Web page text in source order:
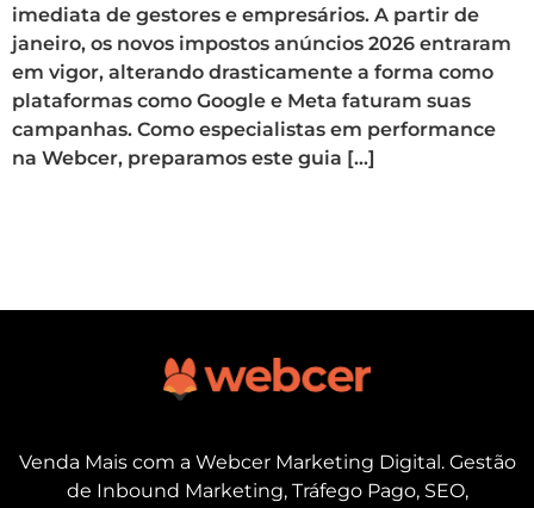
imediata de gestores e empresários. A partir de
janeiro, os novos impostos anúncios 2026 entraram
em vigor, alterando drasticamente a forma como
plataformas como Google e Meta faturam suas
campanhas. Como especialistas em performance
na Webcer, preparamos este guia […]
Venda Mais com a Webcer Marketing Digital. Gestão
de Inbound Marketing, Tráfego Pago, SEO,